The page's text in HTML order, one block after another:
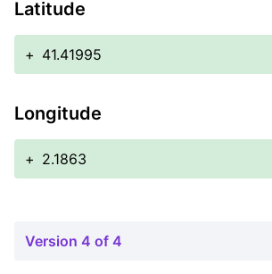
Latitude
+ 41.41995
Longitude
+ 2.1863
Version 4 of 4